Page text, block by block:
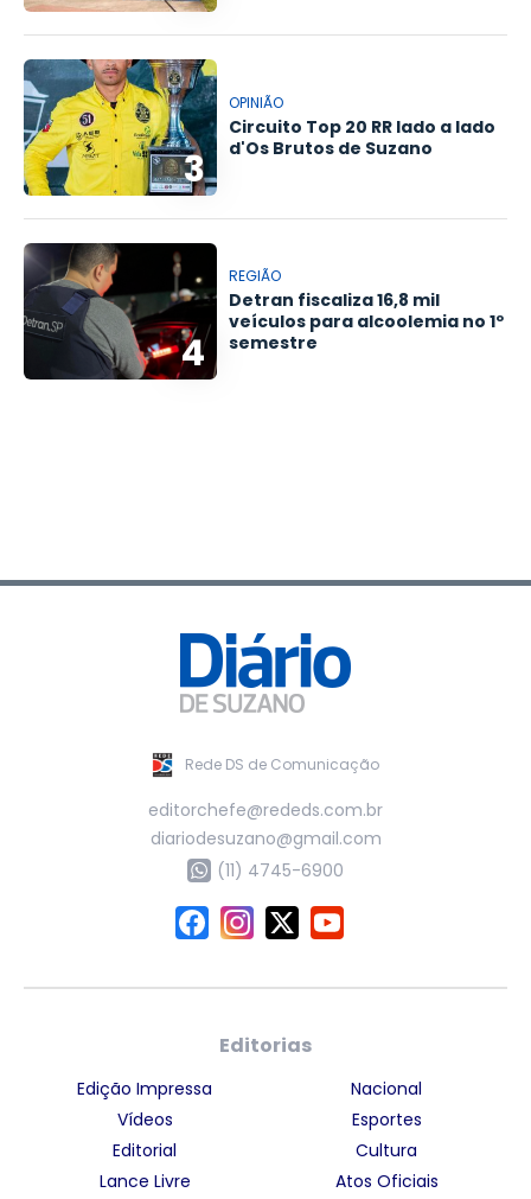
3
OPINIÃO
Circuito Top 20 RR lado a lado
d'Os Brutos de Suzano
4
REGIÃO
Detran fiscaliza 16,8 mil
veículos para alcoolemia no 1º
semestre
Rede DS de Comunicação
editorchefe@rededs.com.br
diariodesuzano@gmail.com
(11) 4745-6900
Editorias
Edição Impressa
Vídeos
Editorial
Lance Livre
Nacional
Esportes
Cultura
Atos Oficiais